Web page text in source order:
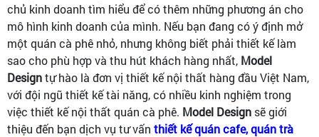
chủ kinh doanh tìm hiểu để có thêm những phương án cho
mô hình kinh doanh của mình. Nếu bạn đang có ý định mở
một quán cà phê nhỏ, nhưng không biết phải thiết kế làm
sao cho phù hợp và thu hút khách hàng nhất, Model
Designtự hào là đơn vị thiết kế nội thất hàng đầu Việt Nam,
với đội ngũ thiết kế tài năng, có nhiều kinh nghiệm trong
việc thiết kế nội thất quán cà phê. Model Design sẽ giới
thiệu đến bạn dịch vụ tư vấn thiết kế quán cafe, quán trà